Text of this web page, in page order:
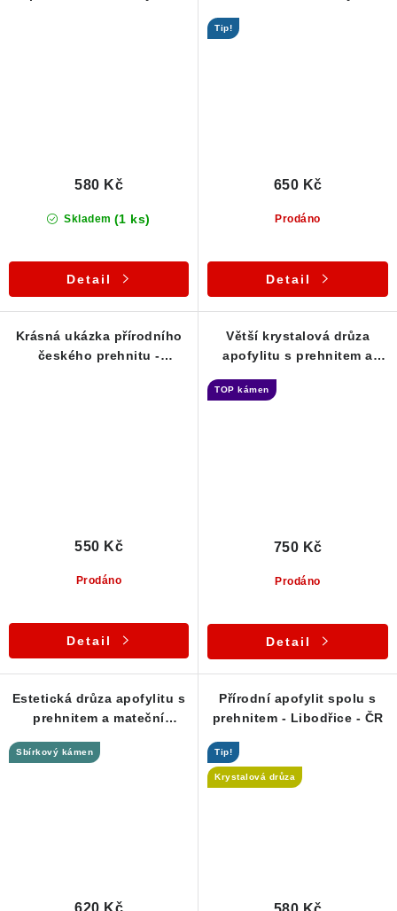
Skladem (1 ks)
580 Kč
Detail
Tip!
Prodáno
650 Kč
Detail
Krásná ukázka přírodního
českého prehnitu -
Prodáno
550 Kč
Detail
Větší krystalová drůza
apofylitu s prehnitem a
TOP kámen
Prodáno
750 Kč
Detail
Estetická drůza apofylitu s
prehnitem a mateční
Sbírkový kámen
Přírodní apofylit spolu s
prehnitem - Libodřice - ČR
Tip!
Krystalová drůza